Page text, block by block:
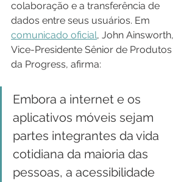
colaboração e a transferência de
dados entre seus usuários. Em
comunicado oficial, John Ainsworth,
Vice-Presidente Sênior de Produtos
da Progress, afirma:
Embora a internet e os
aplicativos móveis sejam
partes integrantes da vida
cotidiana da maioria das
pessoas, a acessibilidade